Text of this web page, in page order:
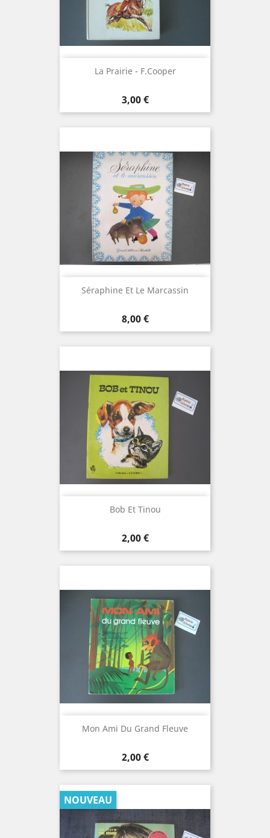
La Prairie - F.Cooper
Prix
3,00 €
Séraphine Et Le Marcassin
Prix
8,00 €
Bob Et Tinou
Prix
2,00 €
Mon Ami Du Grand Fleuve
Prix
2,00 €
NOUVEAU